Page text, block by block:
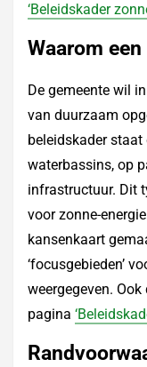
‘Beleidskader
Waarom
De gemeente wil
van duurzaam
beleidskader
waterbassins, op
infrastructuur. Dit
voor zonne-
kansenkaart
‘focusgebieden’
weergegeven.
pagina